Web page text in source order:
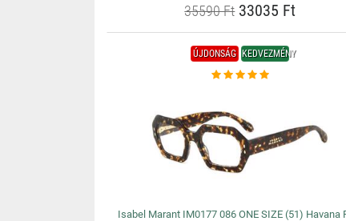
35590 Ft33035 Ft
ÚJDONSÁG KEDVEZMÉNY
Isabel Marant IM0177 086 ONE SIZE (51) Havana